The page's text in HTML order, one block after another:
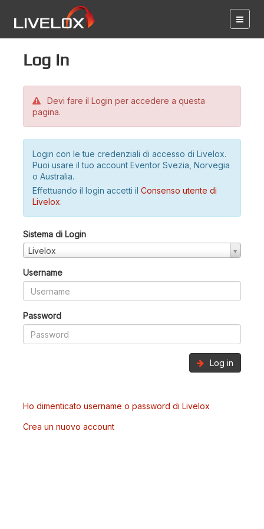
Log in
Devi fare il Login per accedere a questa
pagina.
Login con le tue credenziali di accesso di Livelox.
Puoi usare il tuo account Eventor Svezia, Norvegia
o Australia.
Effettuando il login accetti il Consenso utente di
Livelox.
Sistema di Login
Livelox
Username
Password
Log in
Ho dimenticato username o password di Livelox
Crea un nuovo account